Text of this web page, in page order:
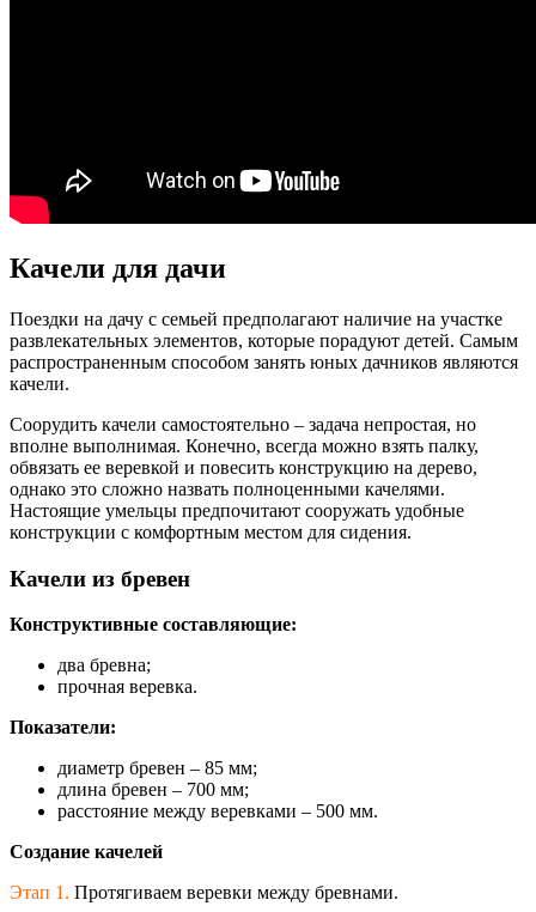
Качели для дачи
Поездки на дачу с семьей предполагают наличие на участке
развлекательных элементов, которые порадуют детей. Самым
распространенным способом занять юных дачников являются
качели.
Соорудить качели самостоятельно – задача непростая, но
вполне выполнимая. Конечно, всегда можно взять палку,
обвязать ее веревкой и повесить конструкцию на дерево,
однако это сложно назвать полноценными качелями.
Настоящие умельцы предпочитают сооружать удобные
конструкции с комфортным местом для сидения.
Качели из бревен
Конструктивные составляющие:
два бревна;
прочная веревка.
Показатели:
диаметр бревен – 85 мм;
длина бревен – 700 мм;
расстояние между веревками – 500 мм.
Создание качелей
Этап 1. Протягиваем веревки между бревнами.